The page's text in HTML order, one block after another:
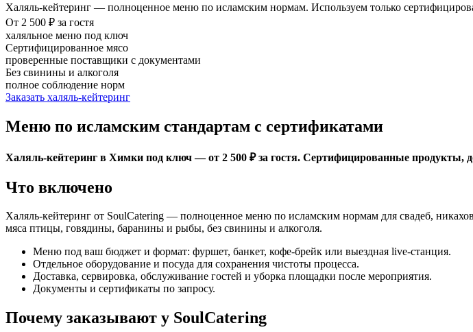
Халяль-кейтеринг — полноценное меню по исламским нормам. Используем только
От 2 500 ₽ за гостя
халяльное меню под ключ
Сертифицированное мясо
проверенные поставщики с документами
Без свинины и алкоголя
полное соблюдение норм
Заказать халяль-кейтеринг
Меню по исламским стандартам с сертификатами
Халяль-кейтеринг в Химки под ключ — от 2 500 ₽ за гостя. Сертифицированные продукты,
Что включено
Халяль-кейтеринг от SoulCatering — полноценное меню по исламским нормам для свадеб,
мяса птицы, говядины, баранины и рыбы, без свинины и алкоголя.
Меню под ваш бюджет и формат: фуршет, банкет, кофе-брейк или выездная live-станция.
Отдельное оборудование и посуда для сохранения чистоты процесса.
Доставка, сервировка, обслуживание гостей и уборка площадки после мероприятия.
Документы и сертификаты по запросу.
Почему заказывают у SoulCatering